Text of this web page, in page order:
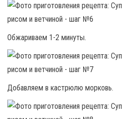
Обжариваем 1-2 минуты.
Добавляем в кастрюлю морковь.